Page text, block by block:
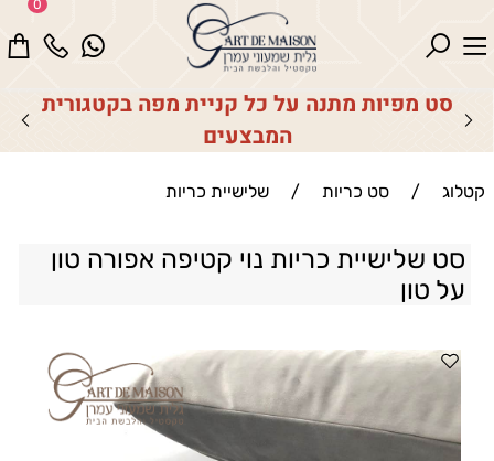
סט מפיות מתנה על כל קניית מפה בקטגורית
המבצעים
0
קטלוג / סט כריות / שלישיית כריות
סט שלישיית כריות נוי קטיפה אפורה טון
על טון